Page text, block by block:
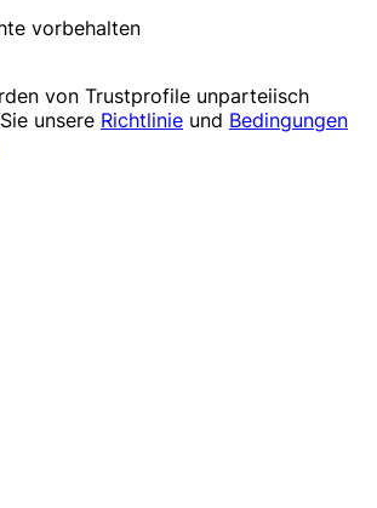
vorbehalten
von Trustprofile unparteiisch
unsere Richtlinie und Bedingungen